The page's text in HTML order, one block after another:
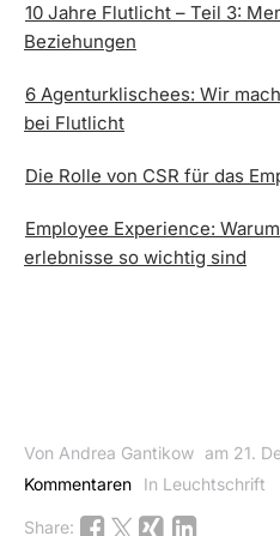
10 Jahre Flutlicht – Teil 3:
Beziehungen
6 Agenturklischees: Wir
bei Flutlicht
Die Rolle von CSR für das
Employee Experience:
erlebnisse so wichtig sind
Von Andrea Gantikow am 21.
Kommentaren
In Leuchtschrift
Share: